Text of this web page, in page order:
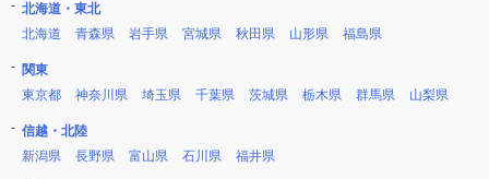
北海道・東北
北海道
青森県 岩手県 宮城県 秋田県 山形県 福島県
関東
東京都
神奈川県 埼玉県 千葉県 茨城県 栃木県 群馬県 山梨県
信越・北陸
新潟県
長野県 富山県 石川県 福井県